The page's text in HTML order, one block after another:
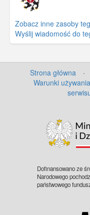
Zobacz inne zasoby
Wyślij wiadomość do
Strona główna ·
Warunki
Dofinansowano ze
Narodowego
państwowego